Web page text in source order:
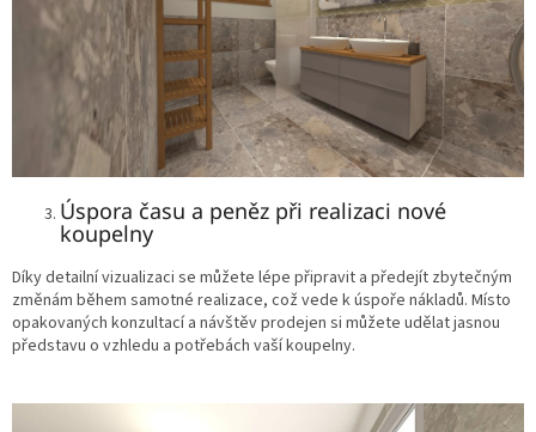
Úspora času a peněz při realizaci nové
koupelny
Díky detailní vizualizaci se můžete lépe připravit a předejít zbytečným
změnám během samotné realizace, což vede k úspoře nákladů. Místo
opakovaných konzultací a návštěv prodejen si můžete udělat jasnou
představu o vzhledu a potřebách vaší koupelny.